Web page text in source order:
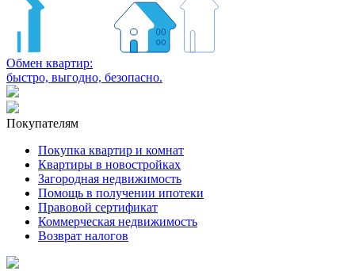
Обмен квартир:
быстро, выгодно, безопасно.
Покупателям
Покупка квартир и комнат
Квартиры в новостройках
Загородная недвижимость
Помощь в получении ипотеки
Правовой сертификат
Коммерческая недвижимость
Возврат налогов